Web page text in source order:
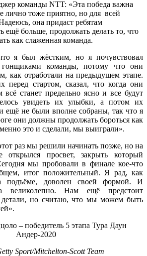
команды NTT: «Эта победа важна
лично тоже приятно, но для всей
она придаст ребятам
ещё больше, продолжать делать то, что
как слаженная команда.
я был жёстким, но я почувствовал
команды, потому что они
как отработали на предыдущем этапе.
перед стартом, сказал, что когда они
станет предельно ясно и все будут
увидеть их улыбки, а потом их
ещё не были вполне собраны, так что я
они должны продолжать бороться как
это и сделали, мы выиграли».
раз мы решили начинать позже, но на
открылся просвет, закрыть который
мы пробовали в финале кое-что
итог положительный. Я рад, как
подъёме, доволен своей формой. И
великолепно. Нам ещё предстоит
детали, но считаю, что мы можем быть
Sport/Mitchelton-Scott Team